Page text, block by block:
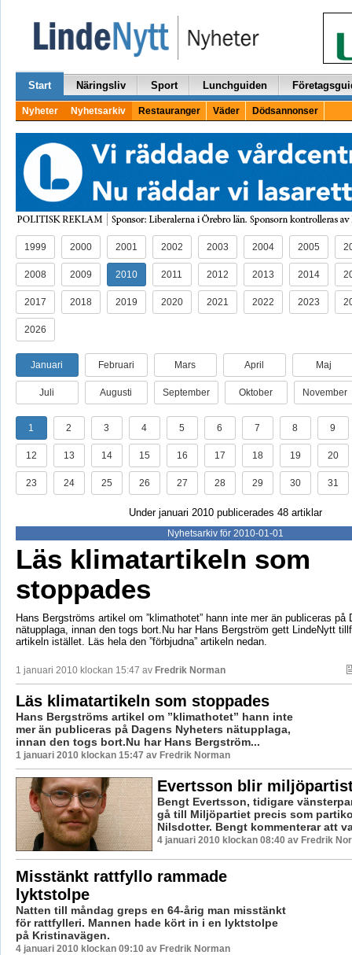
Start Näringsliv Sport Lunchguiden
Nyheter Nyhetsarkiv Restauranger Väder Dödsannonser
1999 2000 2001 2002 2003 2004 2005
2008 2009 2010 2011 2012 2013 2014
2017 2018 2019 2020 2021 2022 2023
2026
Januari Februari Mars April Maj
Juli Augusti September Oktober November
1 2 3 4 5 6 7 8 9
12 13 14 15 16 17 18 19 20
23 24 25 26 27 28 29 30 31
Under januari 2010 publicerades 48 artiklar
Nyhetsarkiv för 2010-01-01
Läs klimatartikeln som
stoppades
Hans Bergströms artikel om ”klimathotet” hann inte mer än publiceras på
nätupplaga, innan den togs bort.Nu har Hans Bergström gett LindeNytt
artikeln istället. Läs hela den ”förbjudna” artikeln nedan.
1 januari 2010 klockan 15:47 av Fredrik Norman
Läs klimatartikeln som stoppades
Hans Bergströms artikel om ”klimathotet” hann inte
mer än publiceras på Dagens Nyheters nätupplaga,
innan den togs bort.Nu har Hans Bergström...
1 januari 2010 klockan 15:47 av Fredrik Norman
Evertsson blir
Bengt Evertsson, tidigare
gå till Miljöpartiet precis som
Nilsdotter. Bengt kommenterar att
4 januari 2010 klockan 08:40 av Fredrik
Misstänkt rattfyllo rammade
lyktstolpe
Natten till måndag greps en 64-årig man misstänkt
för rattfylleri. Mannen hade kört in i en lyktstolpe
på Kristinavägen.
4 januari 2010 klockan 09:10 av Fredrik Norman